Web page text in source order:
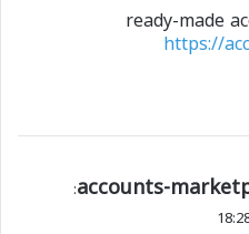
ready-made
https://
accounts-
: